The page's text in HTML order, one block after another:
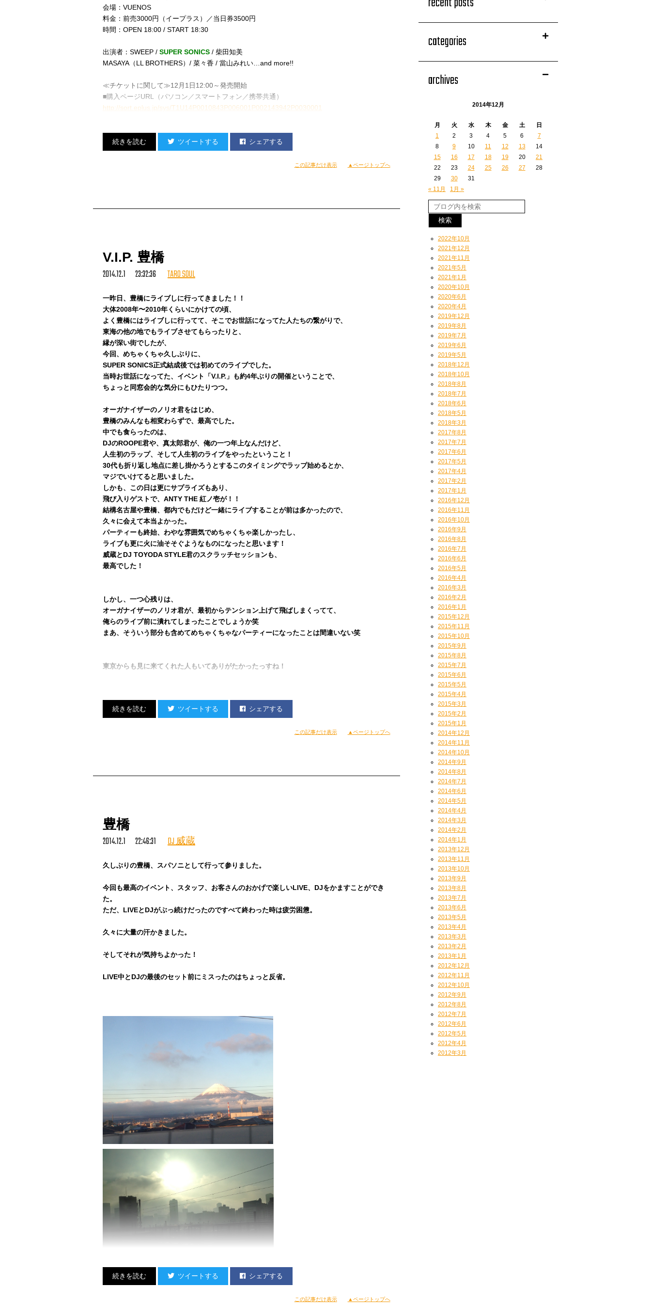
会場：VUENOS
料金：前売3000円（イープラス）／当日券3500円
時間：OPEN 18:00 / START 18:30
出演者：SWEEP / SUPER SONICS / 柴田知美
MASAYA（LL BROTHERS）/ 菜々香 / 當山みれい…and more!!
≪チケットに関して≫12月1日12:00～発売開始
■購入ページURL（パソコン／スマートフォン／携帯共通）
http://sort.eplus.jp/sys/T1U14P0010843P006001P002143942P0030001
ツイートする シェアする
この記事だけ表示 ▲ページトップへ
V.I.P. 豊橋
2014.12.1 23:32:36 TARO SOUL
一昨日、豊橋にライブしに行ってきました！！
大体2008年〜2010年くらいにかけての頃、
よく豊橋にはライブしに行ってて、そこでお世話になってた人たちの繋がりで、
東海の他の地でもライブさせてもらったりと、
縁が深い街でしたが、
今回、めちゃくちゃ久しぶりに、
SUPER SONICS正式結成後では初めてのライブでした。
当時お世話になってた、イベント「V.I.P.」も約4年ぶりの開催ということで、
ちょっと同窓会的な気分にもひたりつつ。
オーガナイザーのノリオ君をはじめ、
豊橋のみんなも相変わらずで、最高でした。
中でも食らったのは、
DJのROOPE君や、真太郎君が、俺の一つ年上なんだけど、
人生初のラップ、そして人生初のライブをやったということ！
30代も折り返し地点に差し掛かろうとするこのタイミングでラップ始めるとか、
マジでいけてると思いました。
しかも、この日は更にサプライズもあり、
飛び入りゲストで、ANTY THE 紅ノ壱が！！
結構名古屋や豊橋、都内でもだけど一緒にライブすることが前は多かったので、
久々に会えて本当よかった。
パーティーも終始、わやな雰囲気でめちゃくちゃ楽しかったし、
ライブも更に火に油そそぐようなものになったと思います！
威蔵とDJ TOYODA STYLE君のスクラッチセッションも、
最高でした！
しかし、一つ心残りは、
オーガナイザーのノリオ君が、最初からテンション上げて飛ばしまくってて、
俺らのライブ前に潰れてしまったことでしょうか笑
まあ、そういう部分も含めてめちゃくちゃなパーティーになったことは間違いない笑
東京からも見に来てくれた人もいてありがたかったっすね！
感謝。
Shout Out:
ツイートする シェアする
この記事だけ表示 ▲ページトップへ
豊橋
2014.12.1 22:46:31 DJ 威蔵
久しぶりの豊橋、スパソニとして行って参りました。
今回も最高のイベント、スタッフ、お客さんのおかげで楽しいLIVE、DJをかますことができ
た。
ただ、LIVEとDJがぶっ続けだったのですべて終わった時は疲労困憊。
久々に大量の汗かきました。
そしてそれが気持ちよかった！
LIVE中とDJの最後のセット前にミスったのはちょっと反省。
行きの新幹線ではちょうど雨上がりだったもんで、綺麗な景色が。
ツイートする シェアする
この記事だけ表示 ▲ページトップへ
categories
archives
2014年12月
月 火 水 木 金 土
日
1
2 3 4 5 6
7
8
9 10 11 12 13
14
15
16 17 18 19 20
21
22
23 24 25 26 27
28
29
30
31
« 11月
1月 »
2022年10月
2021年12月
2021年11月
2021年5月
2021年1月
2020年10月
2020年6月
2020年4月
2019年12月
2019年8月
2019年7月
2019年6月
2019年5月
2018年12月
2018年10月
2018年8月
2018年7月
2018年6月
2018年5月
2018年3月
2017年8月
2017年7月
2017年6月
2017年5月
2017年4月
2017年2月
2017年1月
2016年12月
2016年11月
2016年10月
2016年9月
2016年8月
2016年7月
2016年6月
2016年5月
2016年4月
2016年3月
2016年2月
2016年1月
2015年12月
2015年11月
2015年10月
2015年9月
2015年8月
2015年7月
2015年6月
2015年5月
2015年4月
2015年3月
2015年2月
2015年1月
2014年12月
2014年11月
2014年10月
2014年9月
2014年8月
2014年7月
2014年6月
2014年5月
2014年4月
2014年3月
2014年2月
2014年1月
2013年12月
2013年11月
2013年10月
2013年9月
2013年8月
2013年7月
2013年6月
2013年5月
2013年4月
2013年3月
2013年2月
2013年1月
2012年12月
2012年11月
2012年10月
2012年9月
2012年8月
2012年7月
2012年6月
2012年5月
2012年4月
2012年3月